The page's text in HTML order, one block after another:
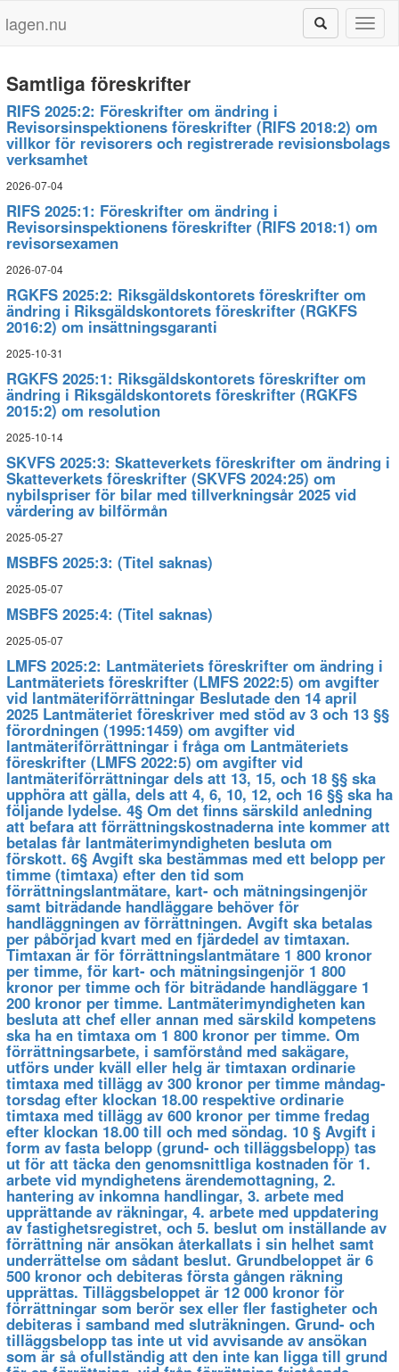
lagen.nu
Samtliga föreskrifter
RIFS 2025:2: Föreskrifter om ändring i
Revisorsinspektionens föreskrifter (RIFS 2018:2) om
villkor för revisorers och registrerade revisionsbolags
verksamhet
2026-07-04
RIFS 2025:1: Föreskrifter om ändring i
Revisorsinspektionens föreskrifter (RIFS 2018:1) om
revisorsexamen
2026-07-04
RGKFS 2025:2: Riksgäldskontorets föreskrifter om
ändring i Riksgäldskontorets föreskrifter (RGKFS
2016:2) om insättningsgaranti
2025-10-31
RGKFS 2025:1: Riksgäldskontorets föreskrifter om
ändring i Riksgäldskontorets föreskrifter (RGKFS
2015:2) om resolution
2025-10-14
SKVFS 2025:3: Skatteverkets föreskrifter om ändring i
Skatteverkets föreskrifter (SKVFS 2024:25) om
nybilspriser för bilar med tillverkningsår 2025 vid
värdering av bilförmån
2025-05-27
MSBFS 2025:3: (Titel saknas)
2025-05-07
MSBFS 2025:4: (Titel saknas)
2025-05-07
LMFS 2025:2: Lantmäteriets föreskrifter om ändring i
Lantmäteriets föreskrifter (LMFS 2022:5) om avgifter
vid lantmäteriförrättningar Beslutade den 14 april
2025 Lantmäteriet föreskriver med stöd av 3 och 13 §§
förordningen (1995:1459) om avgifter vid
lantmäteriförrättningar i fråga om Lantmäteriets
föreskrifter (LMFS 2022:5) om avgifter vid
lantmäteriförrättningar dels att 13, 15, och 18 §§ ska
upphöra att gälla, dels att 4, 6, 10, 12, och 16 §§ ska ha
följande lydelse. 4§ Om det finns särskild anledning
att befara att förrättningskostnaderna inte kommer att
betalas får lantmäterimyndigheten besluta om
förskott. 6§ Avgift ska bestämmas med ett belopp per
timme (timtaxa) efter den tid som
förrättningslantmätare, kart- och mätningsingenjör
samt biträdande handläggare behöver för
handläggningen av förrättningen. Avgift ska betalas
per påbörjad kvart med en fjärdedel av timtaxan.
Timtaxan är för förrättningslantmätare 1 800 kronor
per timme, för kart- och mätningsingenjör 1 800
kronor per timme och för biträdande handläggare 1
200 kronor per timme. Lantmäterimyndigheten kan
besluta att chef eller annan med särskild kompetens
ska ha en timtaxa om 1 800 kronor per timme. Om
förrättningsarbete, i samförstånd med sakägare,
utförs under kväll eller helg är timtaxan ordinarie
timtaxa med tillägg av 300 kronor per timme måndag-
torsdag efter klockan 18.00 respektive ordinarie
timtaxa med tillägg av 600 kronor per timme fredag
efter klockan 18.00 till och med söndag. 10 § Avgift i
form av fasta belopp (grund- och tilläggsbelopp) tas
ut för att täcka den genomsnittliga kostnaden för 1.
arbete vid myndighetens ärendemottagning, 2.
hantering av inkomna handlingar, 3. arbete med
upprättande av räkningar, 4. arbete med uppdatering
av fastighetsregistret, och 5. beslut om inställande av
förrättning när ansökan återkallats i sin helhet samt
underrättelse om sådant beslut. Grundbeloppet är 6
500 kronor och debiteras första gången räkning
upprättas. Tilläggsbeloppet är 12 000 kronor för
förrättningar som berör sex eller fler fastigheter och
debiteras i samband med sluträkningen. Grund- och
tilläggsbelopp tas inte ut vid avvisande av ansökan
som är så ofullständig att den inte kan ligga till grund